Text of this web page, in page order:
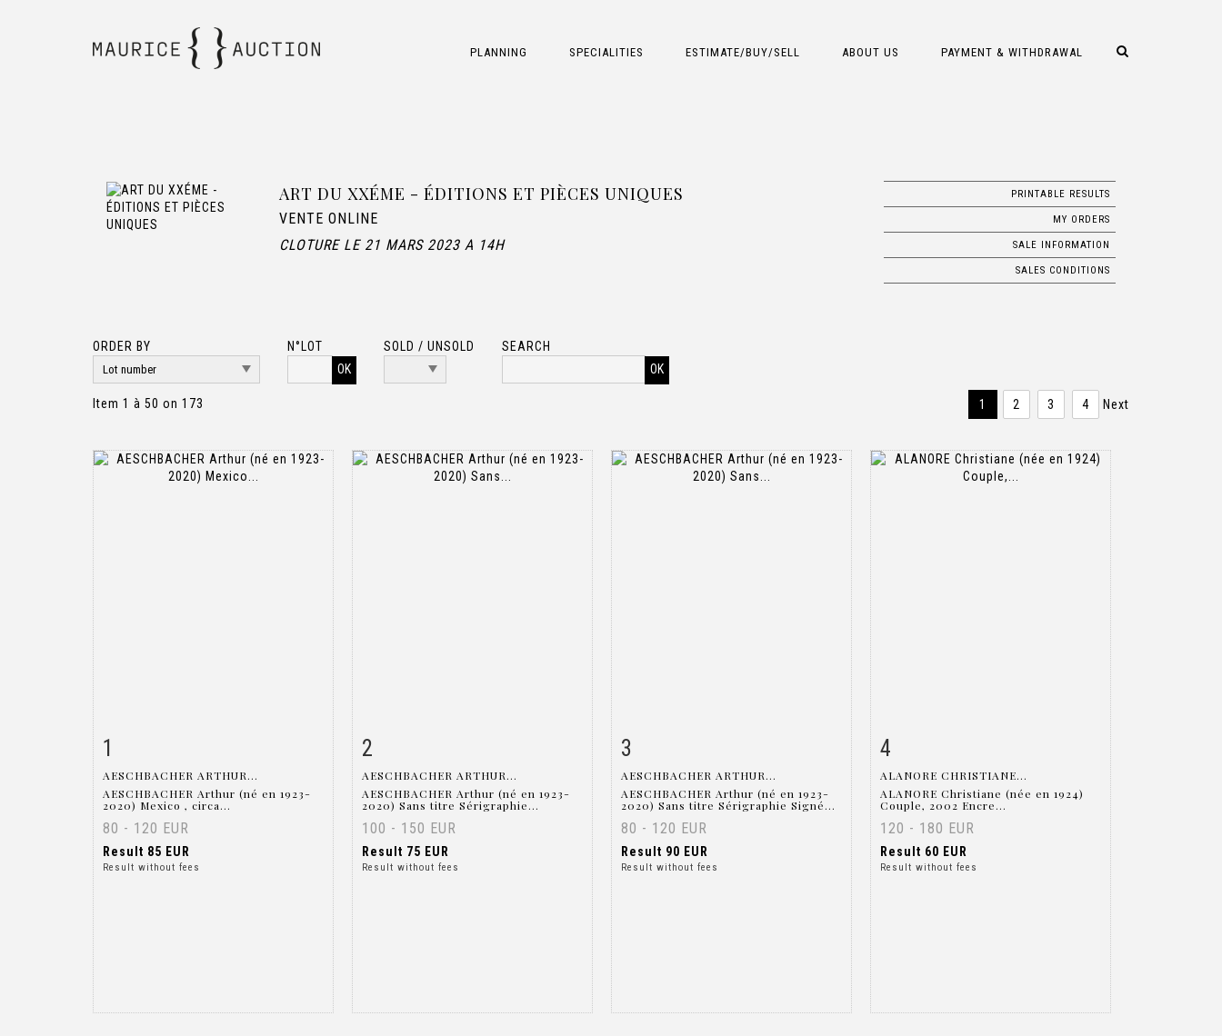
PLANNING SPECIALITIES ESTIMATE/BUY/SELL ABOUT US PAYMENT & WITHDRAWAL
ART DU XXÉME - ÉDITIONS ET PIÈCES UNIQUES
VENTE ONLINE
CLOTURE LE 21 MARS 2023 A 14H
PRINTABLE RESULTS
MY ORDERS
SALE INFORMATION
SALES CONDITIONS
ORDER BY
N°LOT
OK
SOLD / UNSOLD SEARCH
Item 1 à 50 on 173 1 2 3 4 Next
1
AESCHBACHER ARTHUR...
AESCHBACHER Arthur (né en 1923-
2020) Mexico , circa...
80 - 120 EUR
Result 85 EUR
Result without fees
2
AESCHBACHER ARTHUR...
AESCHBACHER Arthur (né en 1923-
2020) Sans titre Sérigraphie...
100 - 150 EUR
Result 75 EUR
Result without fees
3
AESCHBACHER ARTHUR...
AESCHBACHER Arthur (né en 1923-
2020) Sans titre Sérigraphie Signé...
80 - 120 EUR
Result 90 EUR
Result without fees
4
ALANORE CHRISTIANE...
ALANORE Christiane (née en 1924)
Couple, 2002 Encre...
120 - 180 EUR
Result 60 EUR
Result without fees